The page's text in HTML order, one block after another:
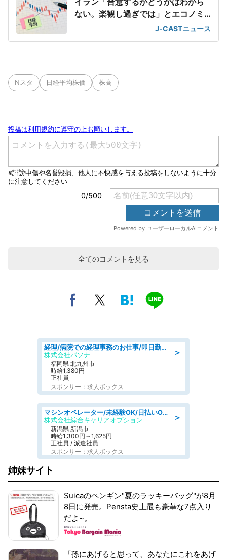
ない。楽観し過ぎでは」とエコノミ
J-CASTニュース
Nスタ 日経平均株価 株高
全てのコメントを見る
＞
経理/病院での経理事務のお仕事/即日勤務可/車通勤可/経理/一般事務
株式会社パソナ
福岡県 北九州市
時給1,380円
正社員
スポンサー：求人ボックス
＞
マシンオペレーター/未経験OK/日払いOK/寮費無料/交替制/20・30・40代活躍中
株式会社綜合キャリアオプション
新潟県 新潟市
時給1,300円～1,625円
正社員 / 派遣社員
スポンサー：求人ボックス
姉妹サイト
Suicaのペンギン"夏のラッキーバッグ"が8月
8日に発売。Pensta史上最も豪華な7点入り
だよ~。
「孫にあげると思って、あなたにこれをあげ